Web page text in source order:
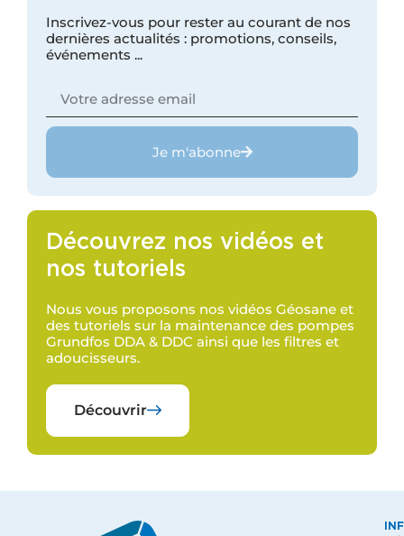
Inscrivez-vous pour rester au courant de nos
dernières actualités : promotions, conseils,
événements ...
Je m'abonne
Découvrez nos vidéos et
nos tutoriels
Nous vous proposons nos vidéos Géosane et
des tutoriels sur la maintenance des pompes
Grundfos DDA & DDC ainsi que les filtres et
adoucisseurs.
Découvrir